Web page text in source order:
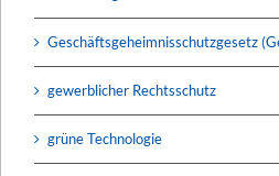
Geschäftsgeheimnisschutzgesetz
gewerblicher Rechtsschutz
grüne Technologie